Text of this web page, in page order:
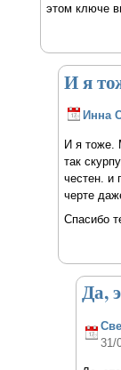
этом ключе
И я
Инна
И я тоже.
так
честен. и
черте
Спасибо
Да,
31/